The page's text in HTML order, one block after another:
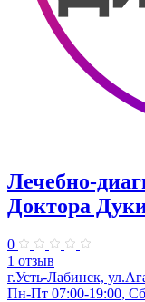
Лечебно-
Доктора
0
1 отзыв
г.Усть-Лабинск,
Пн-Пт 07:00-19:00,